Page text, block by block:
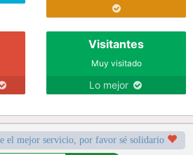
Visitantes
Muy visitado
Lo mejor
el mejor servicio, por favor sé solidario